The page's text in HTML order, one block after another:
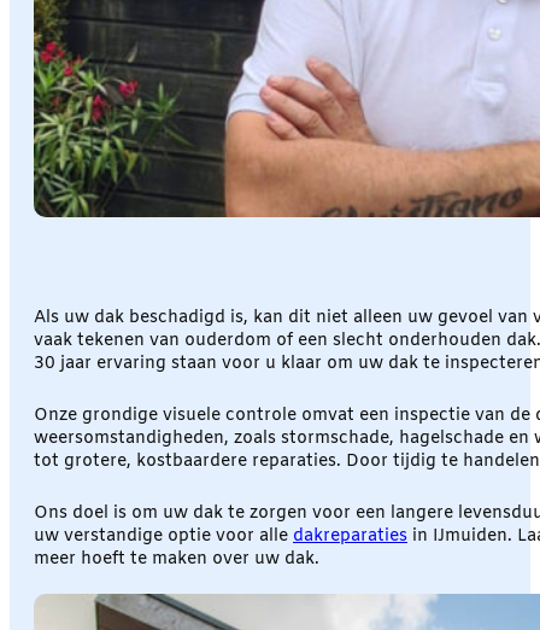
Als uw dak beschadigd is, kan dit niet alleen uw gevoel
vaak tekenen van ouderdom of een slecht onderhouden
30 jaar ervaring staan voor u klaar om uw dak te
Onze grondige visuele controle omvat een inspectie van
weersomstandigheden, zoals stormschade, hagelschade
tot grotere, kostbaardere reparaties. Door tijdig te
Ons doel is om uw dak te zorgen voor een langere
uw verstandige optie voor alle dakreparaties in IJmuiden.
meer hoeft te maken over uw dak.